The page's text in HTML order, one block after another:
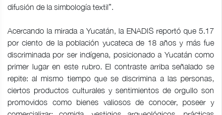
difusión de la simbología textil”.
Acercando la mirada a Yucatán, la ENADIS reportó que 5.17
por ciento de la población yucateca de 18 años y más fue
discriminada por ser indígena, posicionado a Yucatán como
primer lugar en este rubro. El contraste arriba señalado se
repite: al mismo tiempo que se discrimina a las personas,
ciertos productos culturales y sentimientos de orgullo son
promovidos como bienes valiosos de conocer, poseer y